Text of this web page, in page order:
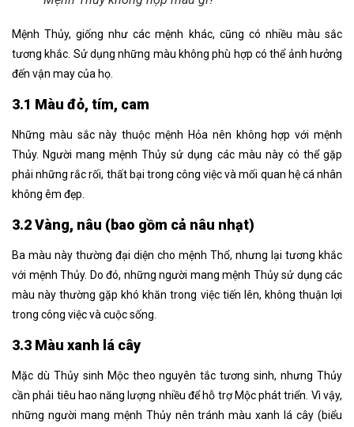
Mệnh Thủy, giống như các mệnh khác, cũng có nhiều màu sắc
tương khắc. Sử dụng những màu không phù hợp có thể ảnh hưởng
đến vận may của họ.
3.1 Màu đỏ, tím, cam
Những màu sắc này thuộc mệnh Hỏa nên không hợp với mệnh
Thủy. Người mang mệnh Thủy sử dụng các màu này có thể gặp
phải những rắc rối, thất bại trong công việc và mối quan hệ cá nhân
không êm đẹp.
3.2 Vàng, nâu (bao gồm cả nâu nhạt)
Ba màu này thường đại diện cho mệnh Thổ, nhưng lại tương khắc
với mệnh Thủy. Do đó, những người mang mệnh Thủy sử dụng các
màu này thường gặp khó khăn trong việc tiến lên, không thuận lợi
trong công việc và cuộc sống.
3.3 Màu xanh lá cây
Mặc dù Thủy sinh Mộc theo nguyên tắc tương sinh, nhưng Thủy
cần phải tiêu hao năng lượng nhiều để hỗ trợ Mộc phát triển. Vì vậy,
những người mang mệnh Thủy nên tránh màu xanh lá cây (biểu